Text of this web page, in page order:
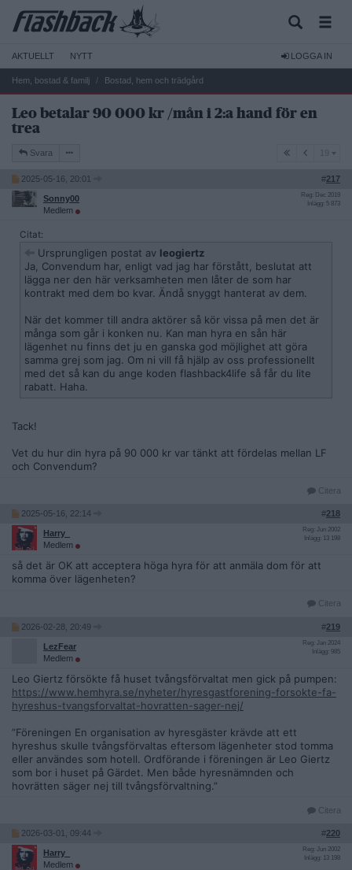
AKTUELLT NYTT LOGGA IN
Hem, bostad & familj Bostad, hem och trädgård
Leo betalar 90 000 kr /mån i 2:a hand för en
trea
Svara
2025-05-16, 20:01 #217
Sonny00
Medlem
Reg: Dec 2019
Inlägg: 5 873
Citat:
Ursprungligen postat av leogiertz
Ja, Convendum har, enligt vad jag har förstått, beslutat att
lägga ner den här verksamheten men låter de som har
kontrakt med dem bo kvar. Ändå snyggt hanterat av dem.
När det kommer till andra aktörer så kör vissa på men det är
många som går i konken nu. Kan man hyra en sån här
lägenhet nu finns det ju en ganska god möjlighet att göra
samma grej som jag. Om ni vill få hjälp av oss professionellt
med det så kan du ange koden flashback4life så får du lite
rabatt. Haha.
Tack!
Vet du hur din hyra på 90 000 kr var tänkt att fördelas mellan LF
och Convendum?
Citera
2025-05-16, 22:14 #218
Harry_
Medlem
Reg: Jun 2002
Inlägg: 13 198
så det är OK att acceptera höga hyra för att anmäla dom för att
komma över lägenheten?
Citera
2026-02-28, 20:49 #219
LezFear
Medlem
Reg: Jan 2024
Inlägg: 985
Leo Giertz försökte få huset tvångsförvaltat men gick på pumpen:
https://www.hemhyra.se/nyheter/hyresgastforening-forsokte-fa-
hyreshus-tvangsforvaltat-hovratten-sager-nej/
”Föreningen En organisation av hyresgäster krävde att ett
hyreshus skulle tvångsförvaltas eftersom lägenheter stod tomma
eller användes som hotell. Ordförande i föreningen är Leo Giertz
som bor i huset på Gärdet. Men både hyresnämnden och
hovrätten säger nej till tvångsförvaltning.”
Citera
2026-03-01, 09:44 #220
Harry_
Medlem
Reg: Jun 2002
Inlägg: 13 198